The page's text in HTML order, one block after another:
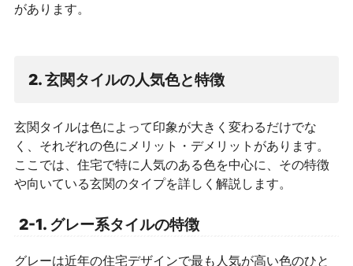
があります。
2. 玄関タイルの人気色と特徴
玄関タイルは色によって印象が大きく変わるだけでな
く、それぞれの色にメリット・デメリットがあります。
ここでは、住宅で特に人気のある色を中心に、その特徴
や向いている玄関のタイプを詳しく解説します。
2-1. グレー系タイルの特徴
グレーは近年の住宅デザインで最も人気が高い色のひと